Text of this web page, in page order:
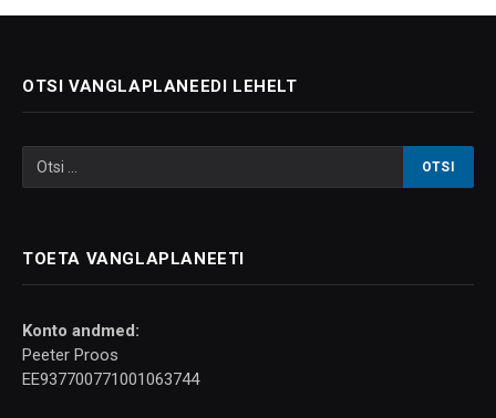
OTSI VANGLAPLANEEDI LEHELT
TOETA VANGLAPLANEETI
Konto andmed:
Peeter Proos
EE937700771001063744